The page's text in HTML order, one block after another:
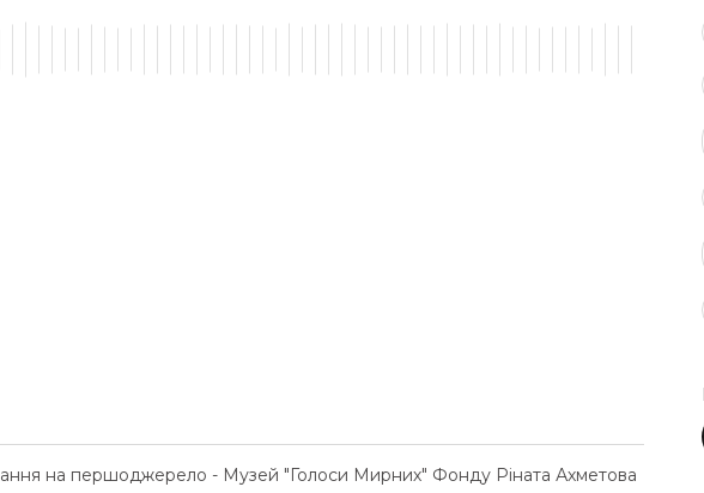
на першоджерело - Музей "Голоси Мирних" Фонду Ріната Ахметова